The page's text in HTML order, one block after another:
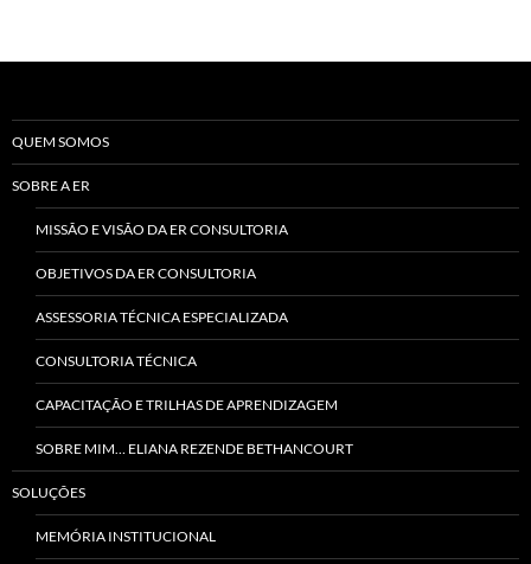
posts
QUEM SOMOS
SOBRE A ER
MISSÃO E VISÃO DA ER CONSULTORIA
OBJETIVOS DA ER CONSULTORIA
ASSESSORIA TÉCNICA ESPECIALIZADA
CONSULTORIA TÉCNICA
CAPACITAÇÃO E TRILHAS DE APRENDIZAGEM
SOBRE MIM… ELIANA REZENDE BETHANCOURT
SOLUÇÕES
MEMÓRIA INSTITUCIONAL